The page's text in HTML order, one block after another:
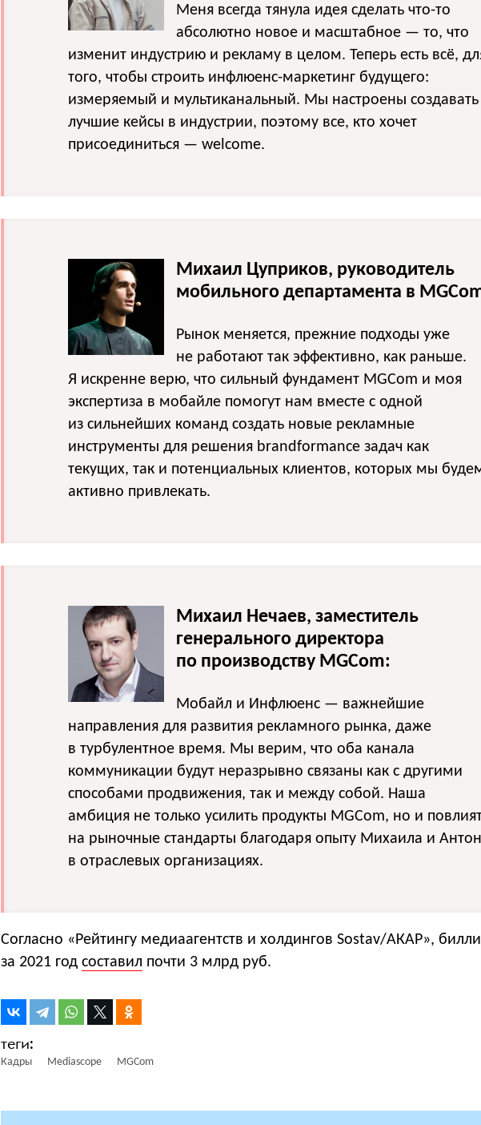
Меня всегда тянула идея сделать что-то
абсолютно новое и масштабное — то, что
изменит индустрию и рекламу в целом. Теперь есть всё,
того, чтобы строить инфлюенс-маркетинг будущего:
измеряемый и мультиканальный. Мы настроены создавать
лучшие кейсы в индустрии, поэтому все, кто хочет
присоединиться — welcome.
Михаил Цуприков, руководитель
мобильного департамента в
Рынок меняется, прежние подходы уже
не работают так эффективно, как раньше.
Я искренне верю, что сильный фундамент MGCom и моя
экспертиза в мобайле помогут нам вместе с одной
из сильнейших команд создать новые рекламные
инструменты для решения brandformance задач как
текущих, так и потенциальных клиентов, которых мы
активно привлекать.
Михаил Нечаев, заместитель
генерального директора
по производству MGCom:
Мобайл и Инфлюенс — важнейшие
направления для развития рекламного рынка, даже
в турбулентное время. Мы верим, что оба канала
коммуникации будут неразрывно связаны как с другими
способами продвижения, так и между собой. Наша
амбиция не только усилить продукты MGCom, но и
на рыночные стандарты благодаря опыту Михаила и
в отраслевых организациях.
Согласно «Рейтингу медиаагентств и холдингов Sostav/АКАР»,
за 2021 год составил почти 3 млрд руб.
Кадры Mediascope MGCom